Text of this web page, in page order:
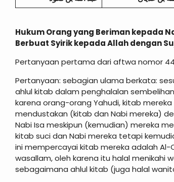
Hukum Orang yang Beriman kepada
Berbuat Syirik kepada Allah dengan
Pertanyaan pertama dari aftwa nomor
Pertanyaan: sebagian ulama berkata:
ahlul kitab dalam penghalalan
karena orang-orang Yahudi, kitab
mendustakan (kitab dan Nabi mereka)
Nabi Isa meskipun (kemudian) mereka
kitab suci dan Nabi mereka tetapi
ini mempercayai kitab mereka adalah Al-
wasallam, oleh karena itu halal menikahi
sebagaimana ahlul kitab (juga halal